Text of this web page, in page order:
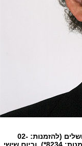
הקונצרט יתקיים ביום שלישי, 9 בינואר 2018 ב-20:00 בתיאטרון ירושלים (להזמנות: 02-